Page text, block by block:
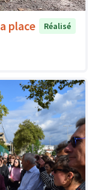
place
Réalisé